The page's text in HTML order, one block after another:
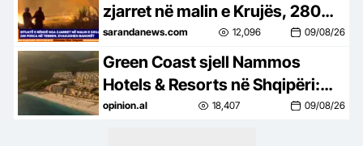
zjarret në malin e Krujës, 280
forca në terren, evakuaohen
banorët…
sarandanews.com 12,096 09/08/26
Green Coast sjell Nammos
Hotels & Resorts në Shqipëri:
Destinacion i ri lifestyle
opinion.al 18,407 09/08/26